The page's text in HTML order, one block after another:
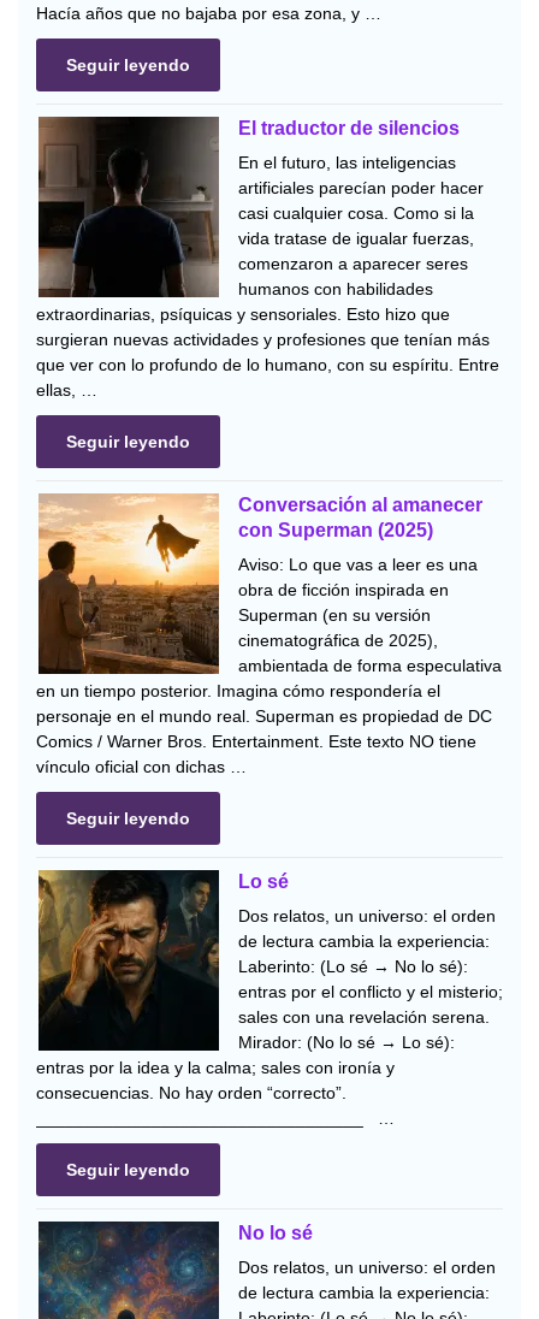
Hacía años que no bajaba por esa zona, y …
Seguir leyendo
El traductor de silencios
En el futuro, las inteligencias
artificiales parecían poder hacer
casi cualquier cosa. Como si la
vida tratase de igualar fuerzas,
comenzaron a aparecer seres
humanos con habilidades
extraordinarias, psíquicas y sensoriales. Esto hizo que
surgieran nuevas actividades y profesiones que tenían más
que ver con lo profundo de lo humano, con su espíritu. Entre
ellas, …
Seguir leyendo
Conversación al amanecer
con Superman (2025)
Aviso: Lo que vas a leer es una
obra de ficción inspirada en
Superman (en su versión
cinematográfica de 2025),
ambientada de forma especulativa
en un tiempo posterior. Imagina cómo respondería el
personaje en el mundo real. Superman es propiedad de DC
Comics / Warner Bros. Entertainment. Este texto NO tiene
vínculo oficial con dichas …
Seguir leyendo
Lo sé
Dos relatos, un universo: el orden
de lectura cambia la experiencia:
Laberinto: (Lo sé → No lo sé):
entras por el conflicto y el misterio;
sales con una revelación serena.
Mirador: (No lo sé → Lo sé):
entras por la idea y la calma; sales con ironía y
consecuencias. No hay orden “correcto”.
Seguir leyendo
No lo sé
Dos relatos, un universo: el orden
de lectura cambia la experiencia: